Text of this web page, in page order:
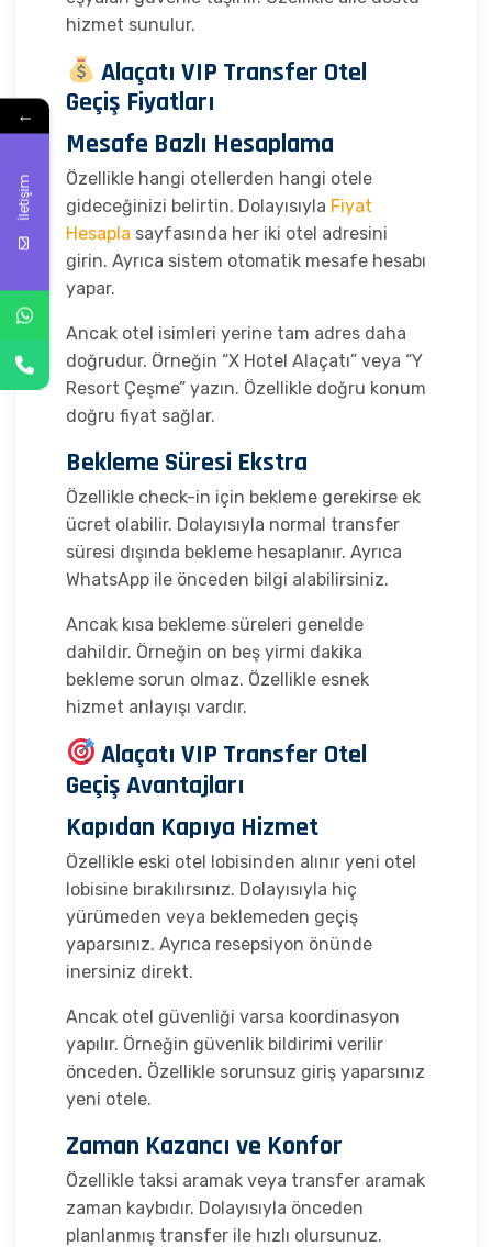
hizmet sunulur.
Alaçatı VIP Transfer Otel
Geçiş Fiyatları
Mesafe Bazlı Hesaplama
Özellikle hangi otellerden hangi otele
gideceğinizi belirtin. Dolayısıyla Fiyat
Hesapla sayfasında her iki otel adresini
girin. Ayrıca sistem otomatik mesafe hesabı
yapar.
Ancak otel isimleri yerine tam adres daha
doğrudur. Örneğin “X Hotel Alaçatı” veya “Y
Resort Çeşme” yazın. Özellikle doğru konum
doğru fiyat sağlar.
Bekleme Süresi Ekstra
Özellikle check-in için bekleme gerekirse ek
ücret olabilir. Dolayısıyla normal transfer
süresi dışında bekleme hesaplanır. Ayrıca
WhatsApp ile önceden bilgi alabilirsiniz.
Ancak kısa bekleme süreleri genelde
dahildir. Örneğin on beş yirmi dakika
bekleme sorun olmaz. Özellikle esnek
hizmet anlayışı vardır.
Alaçatı VIP Transfer Otel
Geçiş Avantajları
Kapıdan Kapıya Hizmet
Özellikle eski otel lobisinden alınır yeni otel
lobisine bırakılırsınız. Dolayısıyla hiç
yürümeden veya beklemeden geçiş
yaparsınız. Ayrıca resepsiyon önünde
inersiniz direkt.
Ancak otel güvenliği varsa koordinasyon
yapılır. Örneğin güvenlik bildirimi verilir
önceden. Özellikle sorunsuz giriş yaparsınız
yeni otele.
Zaman Kazancı ve Konfor
Özellikle taksi aramak veya transfer aramak
zaman kaybıdır. Dolayısıyla önceden
planlanmış transfer ile hızlı olursunuz.
←
İletişim